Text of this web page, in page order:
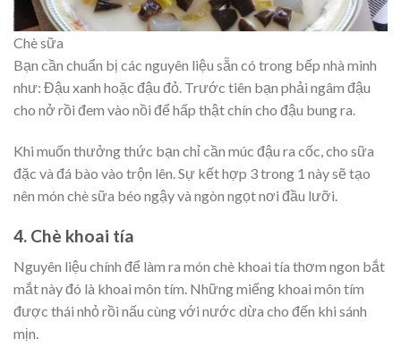
Chè sữa
Bạn cần chuẩn bị các nguyên liệu sẵn có trong bếp nhà mình
như: Đậu xanh hoặc đậu đỏ. Trước tiên bạn phải ngâm đậu
cho nở rồi đem vào nồi để hấp thật chín cho đậu bung ra.
Khi muốn thưởng thức bạn chỉ cần múc đậu ra cốc, cho sữa
đặc và đá bào vào trộn lên. Sự kết hợp 3 trong 1 này sẽ tạo
nên món chè sữa béo ngậy và ngòn ngọt nơi đầu lưỡi.
4. Chè khoai tía
Nguyên liệu chính để làm ra món chè khoai tía thơm ngon bắt
mắt này đó là khoai môn tím. Những miếng khoai môn tím
được thái nhỏ rồi nấu cùng với nước dừa cho đến khi sánh
mịn.